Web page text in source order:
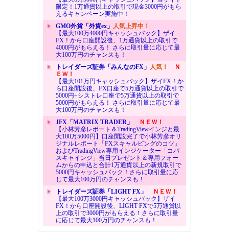
限定！1万通貨以上の取引で現金3000円がもら
えるキャンペーン実施中！
GMO外貨「外貨ex」 人気上昇中！
【最大100万4000円キャッシュバック】ザイ
FX！から口座開設後、1万通貨以上の取引で
4000円がもらえる！ さらに取引量に応じて最
大100万円のチャンスも！
トレイダーズ証券「みんなのFX」 人気！
Ｎ
ＥＷ！
【最大101万円キャッシュバック】ザイFX！か
ら口座開設後、FX口座で5万通貨以上の取引で
5000円+シストレ口座で5万通貨以上の取引で
5000円がもらえる！ さらに取引量に応じて最
大100万円のチャンスも！
JFX「MATRIX TRADER」
ＮＥＷ！
【小林芳彦レポート＆TradingViewインジと最
大100万5000円】口座開設完了で小林芳彦オリ
ジナルレポート「FXスキャルピングのコツ」
およびTradingView専用インジケーター「コバ
スキャインジ」当日プレゼント＆専用フォー
ムからの申込と合計1万通貨以上の新規取引で
5000円キャッシュバック！さらに取引量に応
じて最大100万円のチャンスも！
トレイダーズ証券「LIGHT FX」
ＮＥＷ！
【最大100万3000円キャッシュバック】ザイ
FX！から口座開設後、LIGHT FXで5万通貨以
上の取引で3000円がもらえる！さらに取引量
に応じて最大100万円のチャンスも！